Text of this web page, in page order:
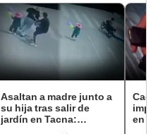
Asaltan a madre junto a
su hija tras salir de
jardín en Tacna:
en